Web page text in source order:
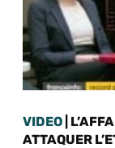
VIDEO |
ATTAQUER